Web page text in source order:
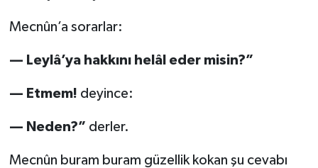
Mecnûn’a sorarlar:
— Leylâ’ya hakkını helâl eder misin?”
— Etmem! deyince:
— Neden?” derler.
Mecnûn buram buram güzellik kokan şu cevabı